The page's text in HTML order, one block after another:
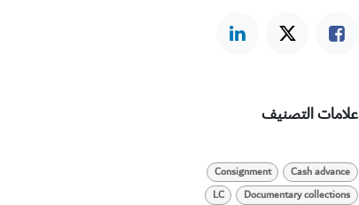
علامات التصنيف
Cash advance
Consignment
Documentary collections
LC